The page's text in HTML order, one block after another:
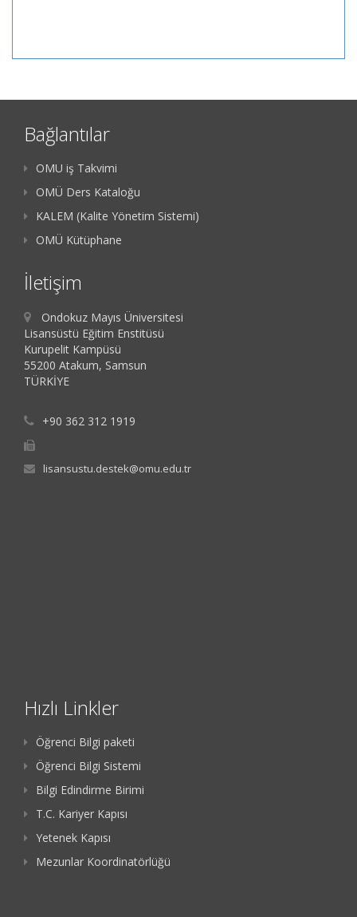
Bağlantılar
OMU iş Takvimi
OMÜ Ders Kataloğu
KALEM (Kalite Yönetim Sistemi)
OMÜ Kütüphane
İletişim
Ondokuz Mayıs Üniversitesi
Lisansüstü Eğitim Enstitüsü
Kurupelit Kampüsü
55200 Atakum, Samsun
TÜRKİYE
+90 362 312 1919
lisansustu.destek@omu.edu.tr
Hızlı Linkler
Öğrenci Bilgi paketi
Öğrenci Bilgi Sistemi
Bilgi Edindirme Birimi
T.C. Kariyer Kapısı
Yetenek Kapısı
Mezunlar Koordinatörlüğü